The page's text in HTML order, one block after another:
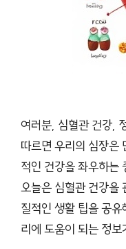
여러분, 심혈관 건강,
따르면 우리의 심장은
적인 건강을 좌우하는
오늘은 심혈관 건강을
질적인 생활 팁을 공
리에 도움이 되는 정